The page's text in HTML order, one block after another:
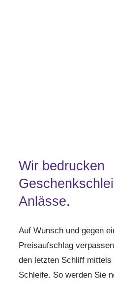
Wir bedrucken
Anlässe.
Auf Wunsch und gegen
Preisaufschlag
den letzten Schliff
Schleife. So werden Sie